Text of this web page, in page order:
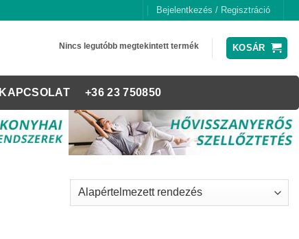
Bejelentkezés / Regisztráció
Nincs legutóbb megtekintett termék KOSÁR
KAPCSOLAT +36 23 750850